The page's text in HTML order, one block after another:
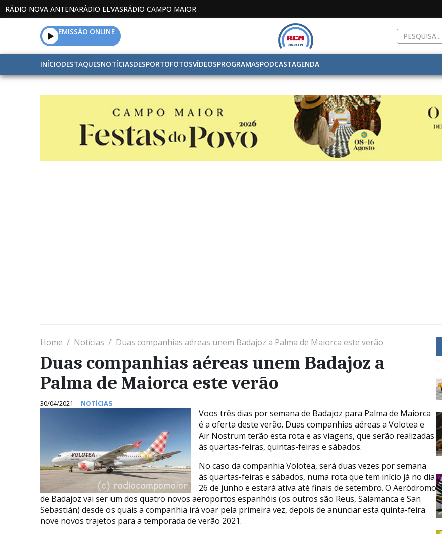
RÁDIO NOVA ANTENARÁDIO ELVASRÁDIO CAMPO MAIOR
EMISSÃO ONLINE
INÍCIODESTAQUESNOTÍCIASDESPORTOFOTOSVÍDEOSPROGRAMASPODCASTAGENDA
Home Notícias Duas companhias aéreas unem Badajoz a Palma de Maiorca este verão
Duas companhias aéreas unem Badajoz a
Palma de Maiorca este verão
30/04/2021 NOTÍCIAS
Voos três dias por semana de Badajoz para Palma de Maiorca
é a oferta deste verão. Duas companhias aéreas a Volotea e
Air Nostrum terão esta rota e as viagens, que serão realizadas
às quartas-feiras, quintas-feiras e sábados.
No caso da companhia Volotea, será duas vezes por semana
às quartas-feiras e sábados, numa rota que tem início já no dia
26 de junho e estará ativa até finais de setembro. O Aeródromo
de Badajoz vai ser um dos quatro novos aeroportos espanhóis (os outros são Reus, Salamanca e San
Sebastián) desde os quais a companhia irá voar pela primeira vez, depois de anunciar esta quinta-feira
nove novos trajetos para a temporada de verão 2021.